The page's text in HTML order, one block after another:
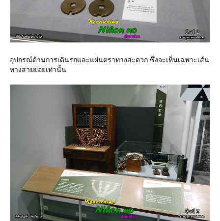
อุปกรณ์ด้านการเดินรถและแผ่นตราทางสะดวก ซึ่งจะเห็นเฉพาะเส้น
ทางสายย่อยเท่านั้น